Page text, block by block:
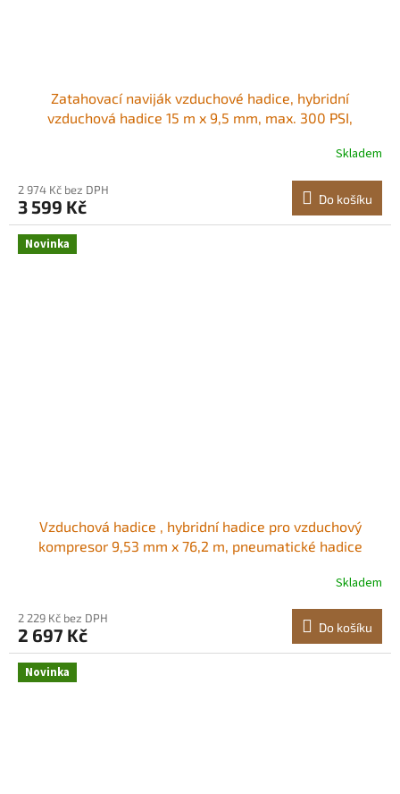
Zatahovací naviják vzduchové hadice, hybridní
vzduchová hadice 15 m x 9,5 mm, max. 300 PSI,
přívodem 1,52 m, montáž na strop/nástěnu, robustní
Skladem
2 974 Kč bez DPH
3 599 Kč Do košíku
Novinka
Vzduchová hadice , hybridní hadice pro vzduchový
kompresor 9,53 mm x 76,2 m, pneumatické hadice
automobilové a domácí kutilské projekty, flexibilita za
každého počasí (bez armatur) Hybridní
Skladem
2 229 Kč bez DPH
2 697 Kč Do košíku
Novinka